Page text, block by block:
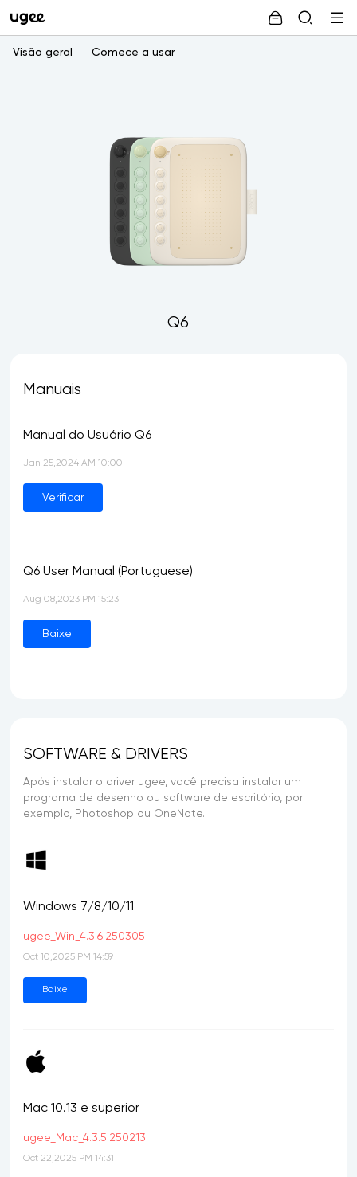
Visão geral Comece a usar
Q6
Manuais
Manual do Usuário Q6
Jan 25,2024 AM 10:00
Verificar
Q6 User Manual (Portuguese)
Aug 08,2023 PM 15:23
Baixe
SOFTWARE & DRIVERS
Após instalar o driver ugee, você precisa instalar um
programa de desenho ou software de escritório, por
exemplo, Photoshop ou OneNote.
Windows 7/8/10/11
ugee_Win_4.3.6.250305
Oct 10,2025 PM 14:59
Baixe
Mac 10.13 e superior
ugee_Mac_4.3.5.250213
Oct 22,2025 PM 14:31